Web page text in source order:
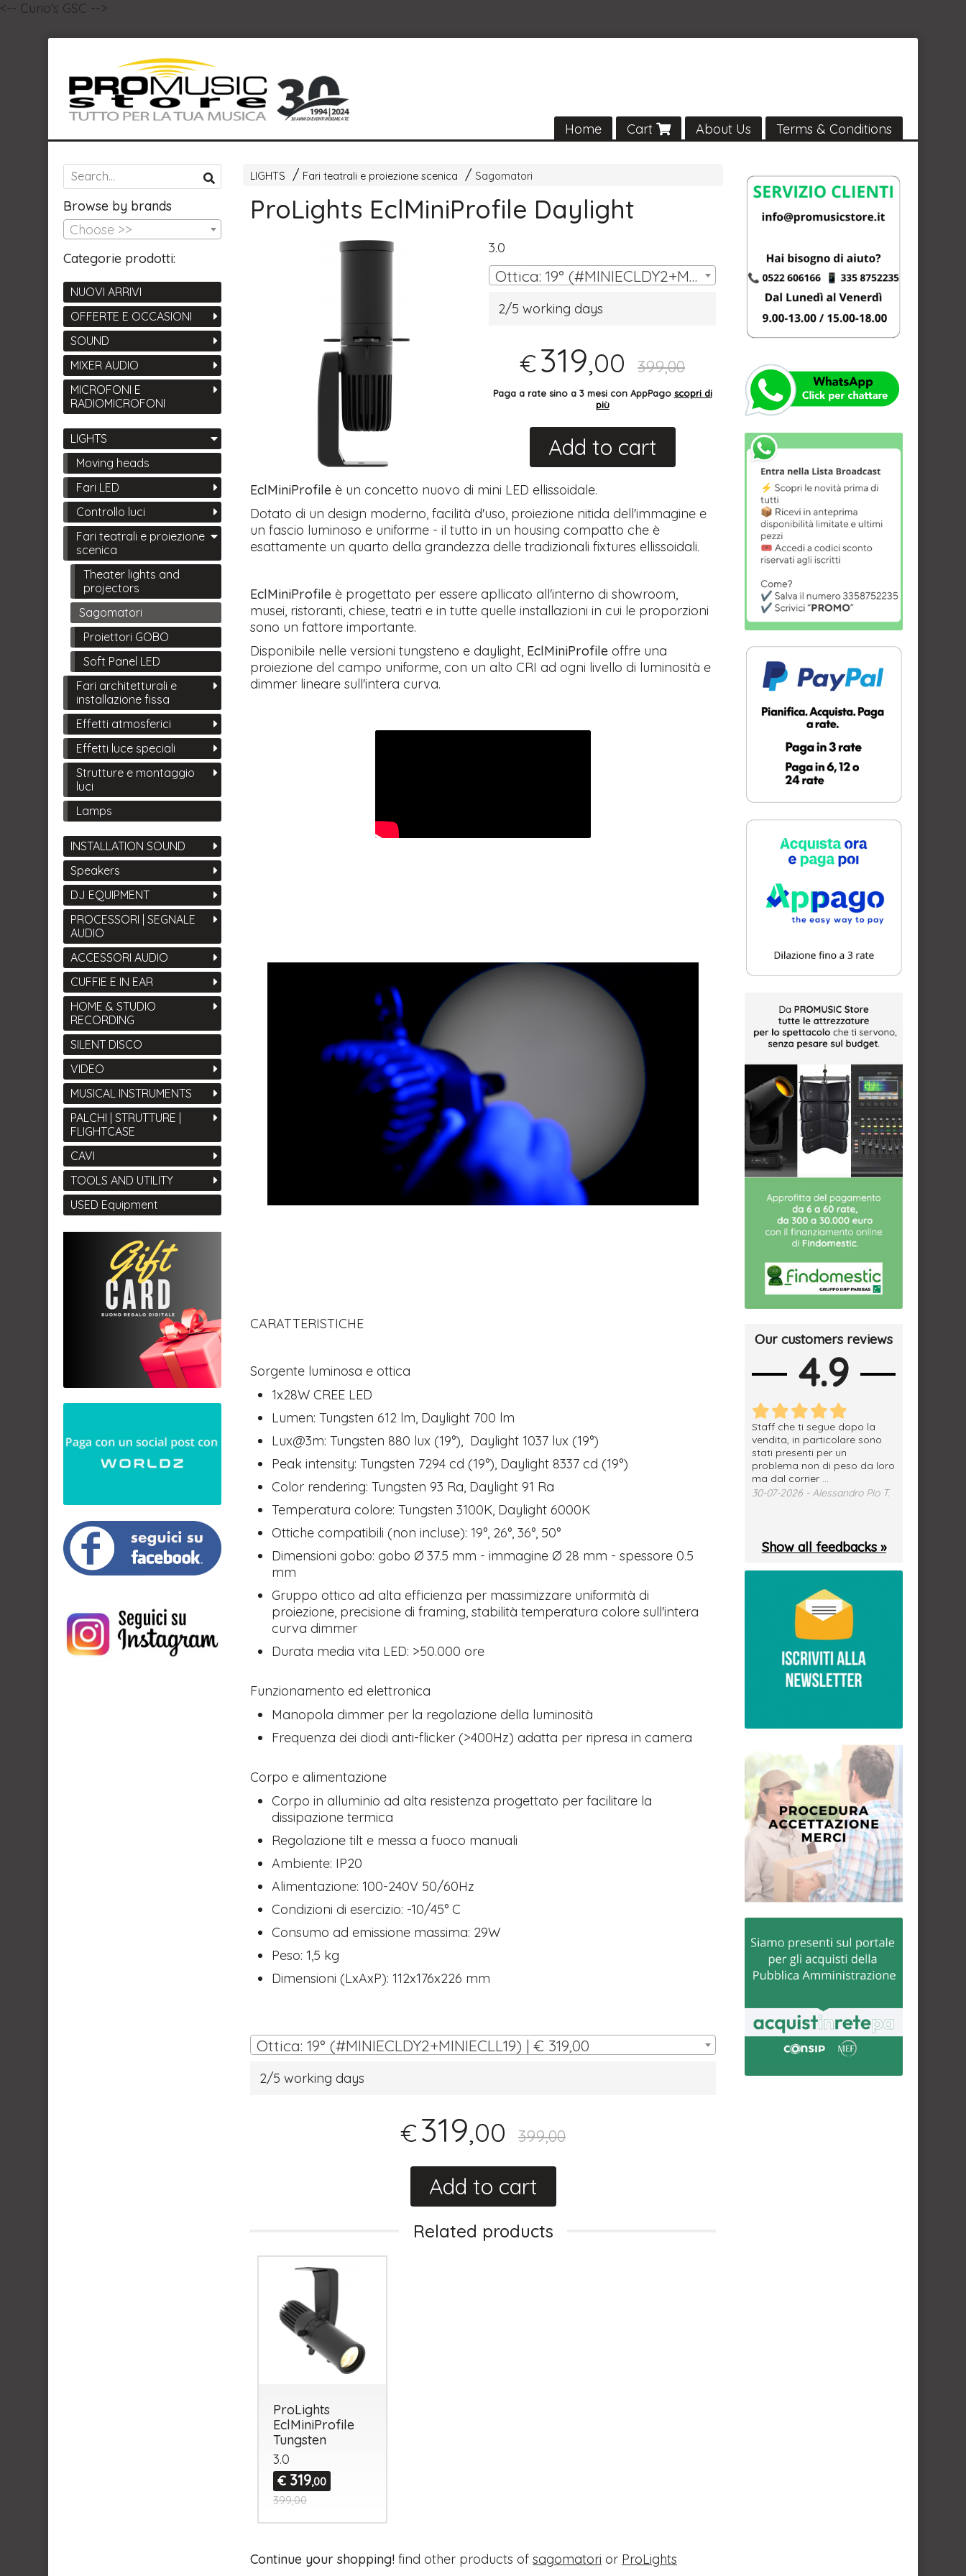
<-- Curio's GSC -->
Home Cart About Us Terms & Conditions
LIGHTS Fari teatrali e proiezione scenica Sagomatori
ProLights EclMiniProfile Daylight
3.0
Ottica: 19° (#MINIECLDY2+MINIECLL19) | € 319,00
2/5 working days
€319,00 399,00
Paga a rate sino a 3 mesi con AppPago scopri di
più
Add to cart
EclMiniProfileè un concetto nuovo di mini LED ellissoidale.
Dotato di un design moderno, facilità d'uso, proiezione nitida dell'immagine e
un fascio luminoso e uniforme - il tutto in un housing compatto che è
esattamente un quarto della grandezza delle tradizionali fixtures ellissoidali.
EclMiniProfileè progettato per essere apllicato all'interno di showroom,
musei, ristoranti, chiese, teatri e in tutte quelle installazioni in cui le proporzioni
sono un fattore importante.
Disponibile nelle versioni tungsteno e daylight, EclMiniProfileoffre una
proiezione del campo uniforme, con un alto CRI ad ogni livello di luminosità e
dimmer lineare sull'intera curva.
CARATTERISTICHE
Sorgente luminosa e ottica
1x28W CREE LED
Lumen: Tungsten 612 lm, Daylight 700 lm
Lux@3m: Tungsten 880 lux (19°), Daylight 1037 lux (19°)
Peak intensity: Tungsten 7294 cd (19°), Daylight 8337 cd (19°)
Color rendering: Tungsten 93 Ra, Daylight 91 Ra
Temperatura colore: Tungsten 3100K, Daylight 6000K
Ottiche compatibili (non incluse): 19°, 26°, 36°, 50°
Dimensioni gobo: gobo Ø 37.5 mm - immagine Ø 28 mm - spessore 0.5
mm
Gruppo ottico ad alta efficienza per massimizzare uniformità di
proiezione, precisione di framing, stabilità temperatura colore sull'intera
curva dimmer
Durata media vita LED: >50.000 ore
Funzionamento ed elettronica
Manopola dimmer per la regolazione della luminosità
Frequenza dei diodi anti-flicker (>400Hz) adatta per ripresa in camera
Corpo e alimentazione
Corpo in alluminio ad alta resistenza progettato per facilitare la
dissipazione termica
Regolazione tilt e messa a fuoco manuali
Ambiente: IP20
Alimentazione: 100-240V 50/60Hz
Condizioni di esercizio: -10/45° C
Consumo ad emissione massima: 29W
Peso: 1,5 kg
Dimensioni (LxAxP): 112x176x226 mm
Ottica: 19° (#MINIECLDY2+MINIECLL19) | € 319,00
2/5 working days
€319,00 399,00
Add to cart
Related products
ProLights
EclMiniProfile
Tungsten
3.0
€ 319,00
399,00
Continue your shopping!find other products of sagomatori or ProLights
Browse by brands
Choose >>
Categorie prodotti:
NUOVI ARRIVI
OFFERTE E OCCASIONI
SOUND
MIXER AUDIO
MICROFONI E
RADIOMICROFONI
LIGHTS
Moving heads
Fari LED
Controllo luci
Fari teatrali e proiezione
scenica
Theater lights and
projectors
Sagomatori
Proiettori GOBO
Soft Panel LED
Fari architetturali e
installazione fissa
Effetti atmosferici
Effetti luce speciali
Strutture e montaggio
luci
Lamps
INSTALLATION SOUND
Speakers
DJ EQUIPMENT
PROCESSORI | SEGNALE
AUDIO
ACCESSORI AUDIO
CUFFIE E IN EAR
HOME & STUDIO
RECORDING
SILENT DISCO
VIDEO
MUSICAL INSTRUMENTS
PALCHI | STRUTTURE |
FLIGHTCASE
CAVI
TOOLS AND UTILITY
USED Equipment
Our customers reviews
4.9
03-08-2026 - Daniele S.
Staff che ti segue dopo la
vendita, in particolare sono
stati presenti per un
problema non di peso da loro
ma dal corrier ...
30-07-2026 - Alessandro Pio T.
Show all feedbacks »